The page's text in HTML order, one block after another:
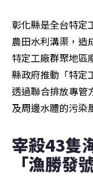
彰化縣是全台特定
農田水利溝渠，造
特定工廠群聚地區
縣政府推動「特定
透過聯合排放專管
及周邊水體的污染
宰殺43隻
「漁勝發